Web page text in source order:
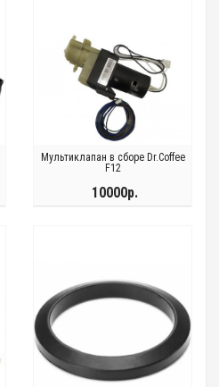
Мультиклапан в сборе Dr.Coffee
F12
10000р.